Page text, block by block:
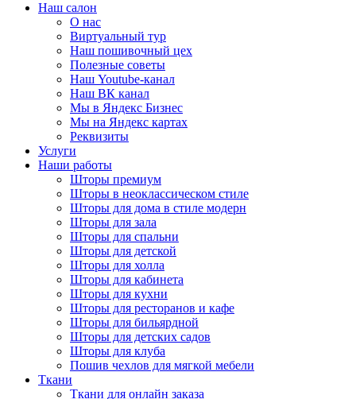
Наш салон
О нас
Виртуальный тур
Наш пошивочный цех
Полезные советы
Наш Youtube-канал
Наш ВК канал
Мы в Яндекс Бизнес
Мы на Яндекс картах
Реквизиты
Услуги
Наши работы
Шторы премиум
Шторы в неоклассическом стиле
Шторы для дома в стиле модерн
Шторы для зала
Шторы для спальни
Шторы для детской
Шторы для холла
Шторы для кабинета
Шторы для кухни
Шторы для ресторанов и кафе
Шторы для бильярдной
Шторы для детских садов
Шторы для клуба
Пошив чехлов для мягкой мебели
Ткани
Ткани для онлайн заказа